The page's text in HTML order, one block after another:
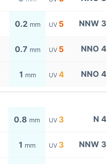
0.2 mm UV 5 NNW 3
0.7 mm UV 5 NNO 4
1 mm UV 4 NNO 4
0.8 mm UV 3 N 4
1 mm UV 3 NNW 3